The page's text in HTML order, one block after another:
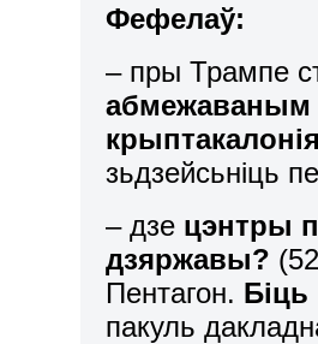
Фефелаў:
– пры Трампе
абмежаваным
зьдзейсьніць
– дзе цэнтры
дзяржавы?
Пентагон. Біць
пакуль